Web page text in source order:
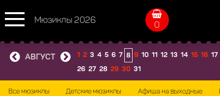
Мюзиклы 2026 0
АВГУСТ 1 2 3 4 5 6 7 8 9 10 11 12 13 14 15 16 17
26 27 28 29 30 31
Все мюзиклы Детские мюзиклы Афиша на выходные